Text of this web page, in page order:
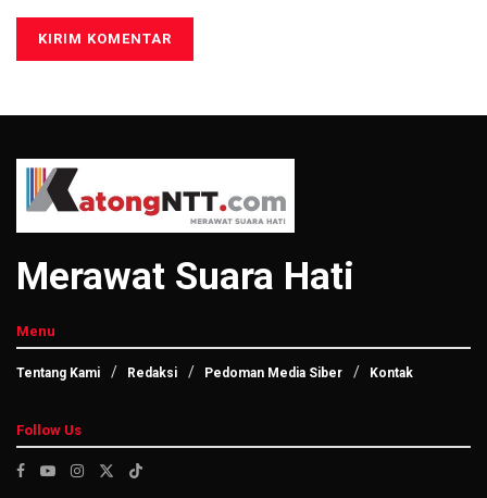
Merawat Suara Hati
Menu
Tentang Kami Redaksi Pedoman Media Siber Kontak
Follow Us